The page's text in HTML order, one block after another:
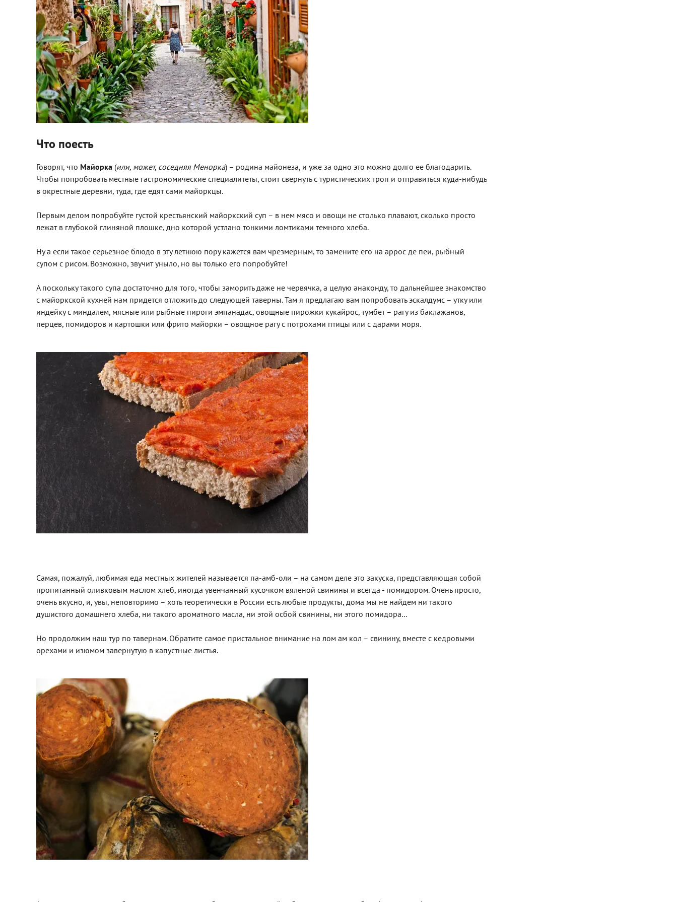
Что поесть
Говорят, что Майорка (или, может, соседняя Менорка) – родина майонеза, и уже за одно это можно долго ее благодарить.
Чтобы попробовать местные гастрономические специалитеты, стоит свернуть с туристических троп и отправиться куда-нибудь
в окрестные деревни, туда, где едят сами майоркцы.
Первым делом попробуйте густой крестьянский майоркский суп – в нем мясо и овощи не столько плавают, сколько просто
лежат в глубокой глиняной плошке, дно которой устлано тонкими ломтиками темного хлеба.
Ну а если такое серьезное блюдо в эту летнюю пору кажется вам чрезмерным, то замените его на аррос де пеи, рыбный
супом с рисом. Возможно, звучит уныло, но вы только его попробуйте!
А поскольку такого супа достаточно для того, чтобы заморить даже не червячка, а целую анаконду, то дальнейшее знакомство
с майоркской кухней нам придется отложить до следующей таверны. Там я предлагаю вам попробовать эскалдумс – утку или
индейку с миндалем, мясные или рыбные пироги эмпанадас, овощные пирожки кукайрос, тумбет – рагу из баклажанов,
перцев, помидоров и картошки или фрито майорки – овощное рагу с потрохами птицы или с дарами моря.
Самая, пожалуй, любимая еда местных жителей называется па-амб-оли – на самом деле это закуска, представляющая собой
пропитанный оливковым маслом хлеб, иногда увенчанный кусочком вяленой свинины и всегда - помидором. Очень просто,
очень вкусно, и, увы, неповторимо – хоть теоретически в России есть любые продукты, дома мы не найдем ни такого
душистого домашнего хлеба, ни такого ароматного масла, ни этой осбой свинины, ни этого помидора…
Но продолжим наш тур по тавернам. Обратите самое пристальное внимание на лом ам кол – свинину, вместе с кедровыми
орехами и изюмом завернутую в капустные листья.